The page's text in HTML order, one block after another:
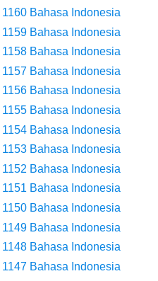
Yang Mampu Menipu Sensor
Sanji
Champions, Apa Klub Jagoan
Yang Berada Di Kawasan
Sangat Mudah Untuk Kamu
Bahasa Indonesia
Bahasa Indonesia
Bahasa Indonesia
Bahasa Indonesia
Bahasa Indonesia
Bahasa Indonesia
Bahasa Indonesia
Bahasa Indonesia
Bahasa Indonesia
Bahasa Indonesia
Bahasa Indonesia
Bahasa Indonesia
Bahasa Indonesia
Bahasa Indonesia